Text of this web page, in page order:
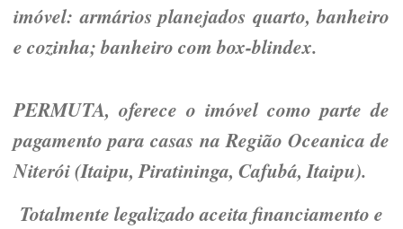
imóvel: armários planejados quarto, banheiro
e cozinha; banheiro com box-blindex.
PERMUTA, oferece o imóvel como parte de
pagamento para casas na Região Oceanica de
Niterói (Itaipu, Piratininga, Cafubá, Itaipu).
Totalmente legalizado aceita financiamento e